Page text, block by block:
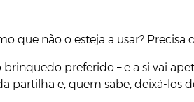
que não o esteja a usar? Precisa
preferido – e a si vai
partilha e, quem sabe, deixá-los